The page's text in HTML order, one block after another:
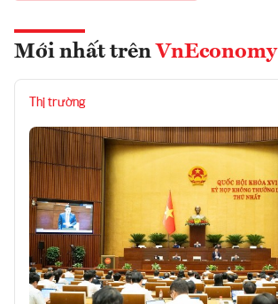
Mới nhất trên VnEconomy
Thị trường